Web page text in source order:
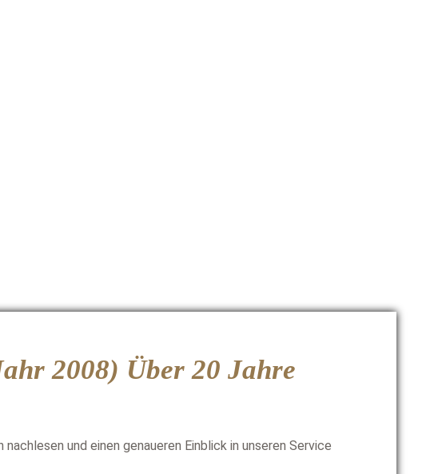
2008) Über 20 Jahre
und einen genaueren Einblick in unseren Service